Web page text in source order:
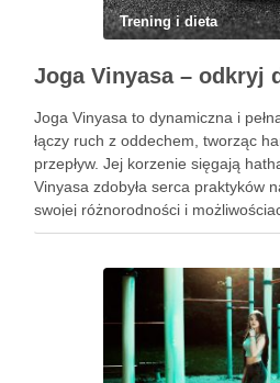
Trening i dieta
Joga Vinyasa to dynamiczna i
łączy ruch z oddechem, tworząc
przepływ. Jej korzenie sięgają
Vinyasa zdobyła serca praktyków
swojej różnorodności i
praktyce każdy ruch jest